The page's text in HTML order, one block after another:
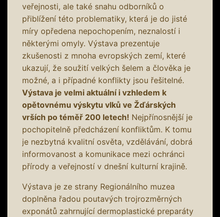
veřejnosti, ale také snahu odborníků o
přiblížení této problematiky, která je do jisté
míry opředena nepochopením, neznalostí i
některými omyly. Výstava prezentuje
zkušenosti z mnoha evropských zemí, které
ukazují, že soužití velkých šelem a člověka je
možné, a i případné konflikty jsou řešitelné.
Výstava je velmi aktuální i vzhledem k
opětovnému výskytu vlků ve Žďárských
vrších po téměř 200 letech! Nejpřínosnější je
pochopitelně předcházení konfliktům. K tomu
je nezbytná kvalitní osvěta, vzdělávání, dobrá
informovanost a komunikace mezi ochránci
přírody a veřejností v dnešní kulturní krajině.
Výstava je ze strany Regionálního muzea
doplněna řadou poutavých trojrozměrných
exponátů zahrnující dermoplastické preparáty